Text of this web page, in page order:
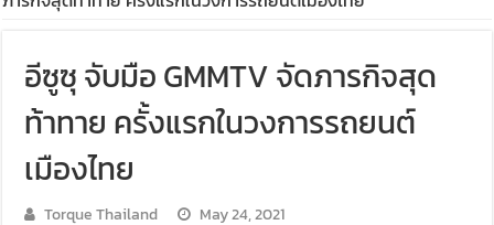
อีซูซุ จับมือ GMMTV จัดภารกิจสุด
ท้าทาย ครั้งแรกในวงการรถยนต์
เมืองไทย
Torque Thailand
May 24, 2021